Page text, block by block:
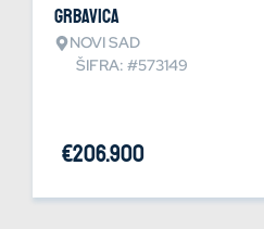
Grbavica
NOVI SAD
ŠIFRA: #573149
€206.900